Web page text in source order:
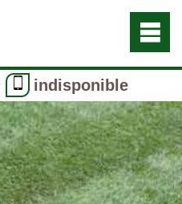
indisponible